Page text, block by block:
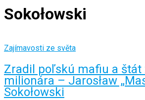
Sokołowski
Zajímavosti ze světa
Zradil poľskú mafiu a štát
milionára – Jarosław
Sokołowski